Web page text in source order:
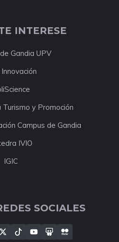
INTERESE
Gandia UPV
y Promoción
Campus de Gandia
IVIO
IGIC
SOCIALES